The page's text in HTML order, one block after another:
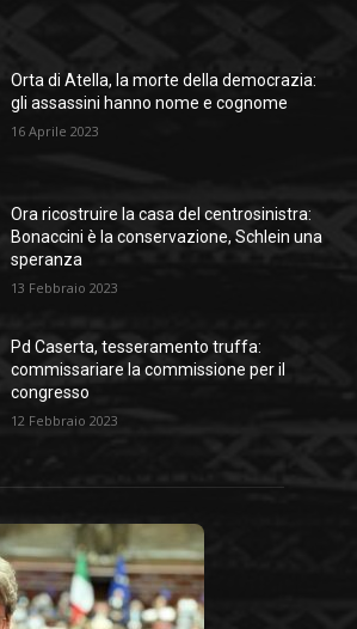
Orta di Atella, la morte della democrazia:
gli assassini hanno nome e cognome
16 Aprile 2023
Ora ricostruire la casa del centrosinistra:
Bonaccini è la conservazione, Schlein una
speranza
13 Febbraio 2023
Pd Caserta, tesseramento truffa:
commissariare la commissione per il
congresso
12 Febbraio 2023